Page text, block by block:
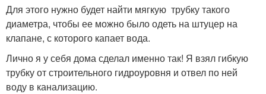
Для этого нужно будет найти мягкую трубку такого
диаметра, чтобы ее можно было одеть на штуцер на
клапане, с которого капает вода.
Лично я у себя дома сделал именно так! Я взял гибкую
трубку от строительного гидроуровня и отвел по ней
воду в канализацию.